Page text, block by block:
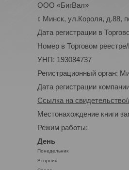
ООО «БигВал»
г. Минск, ул.Короля, д.88,
Дата регистрации в
Номер в Торговом
УНП: 193084737
Регистрационный орган:
Дата регистрации
Ссылка на
Местонахождение книги
Режим работы:
День
Понедельник
Вторник